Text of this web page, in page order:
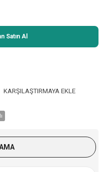
Satın Al
KARŞILAŞTIRMAYA EKLE